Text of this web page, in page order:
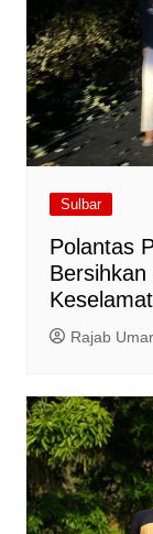
Sulbar
Polantas
Rajab Umar